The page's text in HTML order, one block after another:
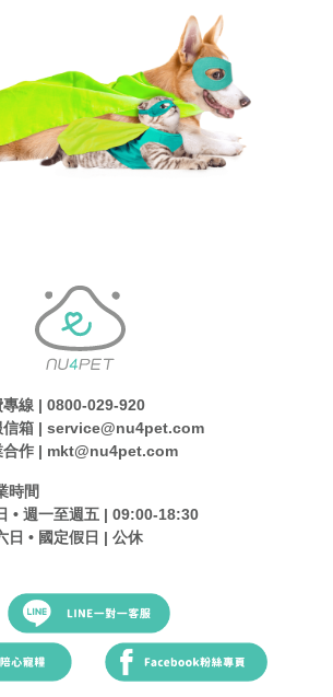
專線 | 0800-029-920
信箱 | service@nu4pet.com
合作 | mkt@nu4pet.com
時間
• 週一至週五 | 09:00-18:30
日 • 國定假日 | 公休